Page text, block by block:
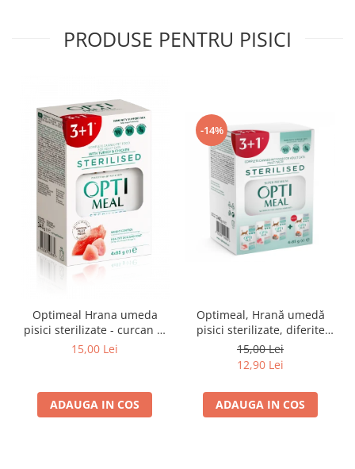
PRODUSE PENTRU PISICI
Optimeal Hrana umeda
pisici sterilizate - curcan si
pui in sos, set 3+1,
15,00 Lei
ADAUGA IN COS
-14%
Optimeal, Hrană umedă
pisici sterilizate, diferite
arome, (3+1), 0.34kg
15,00 Lei
12,90 Lei
ADAUGA IN COS